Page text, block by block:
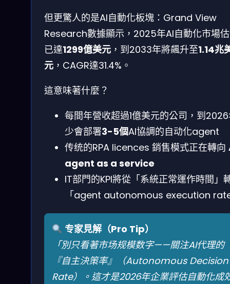
但更驚人的是AI自動化板塊：Grand View
Research數據顯示，2025年AI自動化市場
已達1299億美元 ，到2033年將飆升至1.14兆
元 ，CAGR達31.4%。
這意味著什麼？
每間年營收超過1億美元的公司，到
少會部署3-5個AI協調的自动化agent
传统的RPA licences 銷售模式正在轉向
agent as a service
IT部門的KPI將從「系統正常運作時間」
「agent autonomous execution
专家見解（Pro Tip）
「別只看著市场规模数字——關注AI代理的
『自主決策率』（Autonomous Decision
Rate）。這才是2026年企業評估自動化成